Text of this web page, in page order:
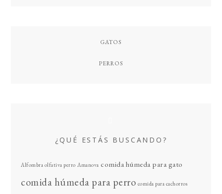
GATOS
PERROS
¿QUÉ ESTÁS BUSCANDO?
Alfombra olfativa perro Amanova comida húmeda para gato
comida húmeda para perro comida para cachorros